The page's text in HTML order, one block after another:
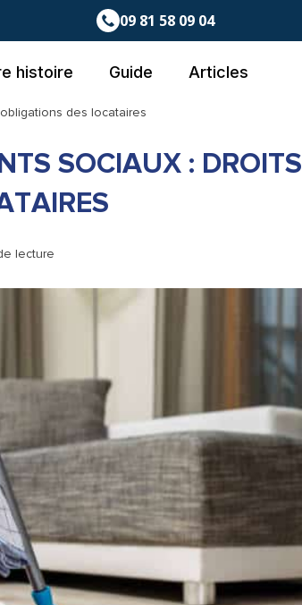
09 81 58 09 04
histoire Guide Articles
des locataires
SOCIAUX : DROITS
lecture